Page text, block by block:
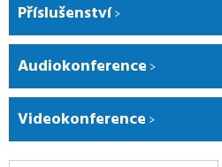
Příslušenství
Audiokonference
Videokonference